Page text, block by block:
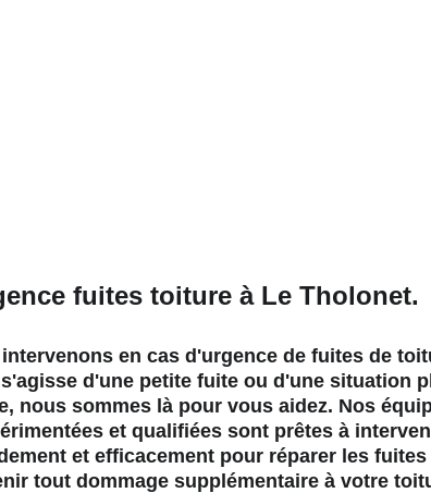
fuites toiture à Le Tholonet.
en cas d'urgence de fuites de
d'une petite fuite ou d'une situation
nous sommes là pour vous aidez. Nos
et qualifiées sont prêtes à
et efficacement pour réparer les fuites
tout dommage supplémentaire à votre